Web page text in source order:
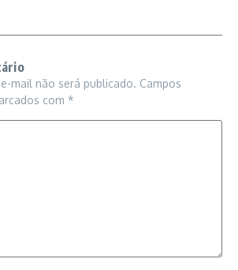
mail não será publicado. Campos
com *